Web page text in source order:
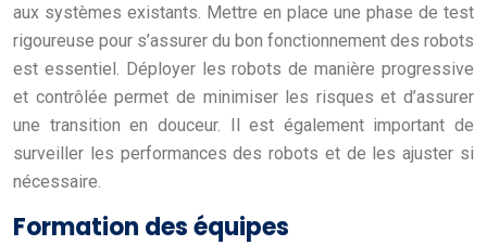
aux systèmes existants. Mettre en place une phase de test
rigoureuse pour s’assurer du bon fonctionnement des robots
est essentiel. Déployer les robots de manière progressive
et contrôlée permet de minimiser les risques et d’assurer
une transition en douceur. Il est également important de
surveiller les performances des robots et de les ajuster si
nécessaire.
Formation des équipes